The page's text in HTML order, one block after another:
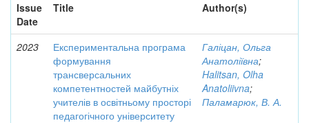
Issue
Date
Title Author(s)
2023
Експериментальна програма
формування
трансверсальних
компетентностей майбутніх
учителів в освітньому просторі
педагогічного університету
Галіцан, Ольга
Анатоліївна;
Halitsan, Olha
Anatoliivna;
Паламарюк, В. А.